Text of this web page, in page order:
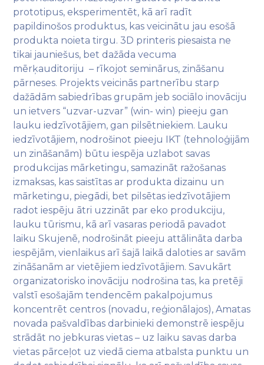
prototipus, eksperimentēt, kā arī radīt
papildinošos produktus, kas veicinātu jau esošā
produkta noieta tirgu. 3D printeris piesaista ne
tikai jauniešus, bet dažāda vecuma
mērķauditoriju – rīkojot seminārus, zināšanu
pārneses. Projekts veicinās partnerību starp
dažādām sabiedrības grupām jeb sociālo inovāciju
un ietvers “uzvar-uzvar” (win- win) pieeju gan
lauku iedzīvotājiem, gan pilsētniekiem. Lauku
iedzīvotājiem, nodrošinot pieeju IKT (tehnoloģijām
un zināšanām) būtu iespēja uzlabot savas
produkcijas mārketingu, samazināt ražošanas
izmaksas, kas saistītas ar produkta dizainu un
mārketingu, piegādi, bet pilsētas iedzīvotājiem
radot iespēju ātri uzzināt par eko produkciju,
lauku tūrismu, kā arī vasaras periodā pavadot
laiku Skujenē, nodrošināt pieeju attālināta darba
iespējām, vienlaikus arī šajā laikā daloties ar savām
zināšanām ar vietējiem iedzīvotājiem. Savukārt
organizatorisko inovāciju nodrošina tas, ka pretēji
valstī esošajām tendencēm pakalpojumus
koncentrēt centros (novadu, reģionālajos), Amatas
novada pašvaldības darbinieki demonstrē iespēju
strādāt no jebkuras vietas – uz laiku savas darba
vietas pārceļot uz viedā ciema atbalsta punktu un